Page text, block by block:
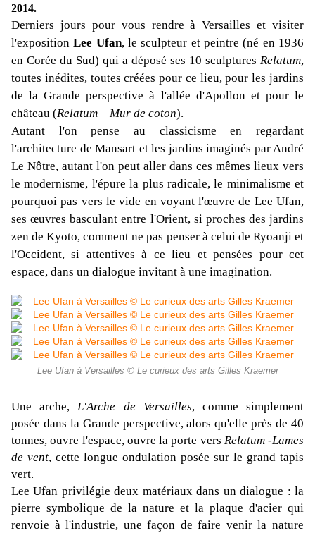
2014.
Derniers jours pour vous rendre à Versailles et visiter
l'expositionLee Ufan, le sculpteur et peintre (né en 1936
en Corée du Sud) qui a déposé ses 10 sculptures Relatum,
toutes inédites, toutes créées pour ce lieu, pour les jardins
de la Grande perspective à l'allée d'Apollon et pour le
château (Relatum – Mur de coton).
Autant l'on pense au classicisme en regardant
l'architecture de Mansart et les jardins imaginés par André
Le Nôtre, autant l'on peut aller dans ces mêmes lieux vers
le modernisme, l'épure la plus radicale, le minimalisme et
pourquoi pas vers le vide en voyant l'œuvre de Lee Ufan,
ses œuvres basculant entre l'Orient, si proches des jardins
zen de Kyoto, comment ne pas penser à celui de Ryoanji et
l'Occident, si attentives à ce lieu et pensées pour cet
espace, dans un dialogue invitant à une imagination.
Lee Ufan à Versailles © Le curieux des arts Gilles Kraemer
Une arche,L'Arche de Versailles, comme simplement
posée dans la Grande perspective, alors qu'elle près de 40
tonnes, ouvre l'espace, ouvre la porte vers Relatum -Lames
de vent, cette longue ondulation posée sur le grand tapis
vert.
Lee Ufan privilégie deux matériaux dans un dialogue : la
pierre symbolique de la nature et la plaque d'acier qui
renvoie à l'industrie, une façon de faire venir la nature